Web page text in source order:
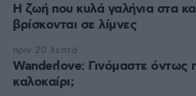
Η ζωή που κυλά γαλήνια στα
βρίσκονται σε λίμνες
Wanderlove: Γινόμαστε όντως
καλοκαίρι;
πριν 20 λεπτά